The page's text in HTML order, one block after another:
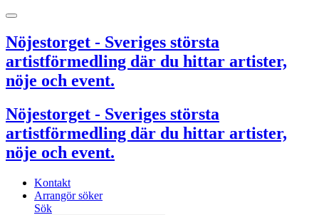
Nöjestorget - Sveriges största
artistförmedling där du hittar artister,
nöje och event.
Nöjestorget - Sveriges största
artistförmedling där du hittar artister,
nöje och event.
Kontakt
Arrangör söker
Sök